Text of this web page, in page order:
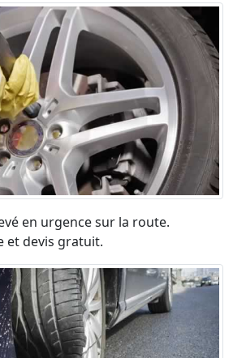
en urgence sur la route.
et devis gratuit.